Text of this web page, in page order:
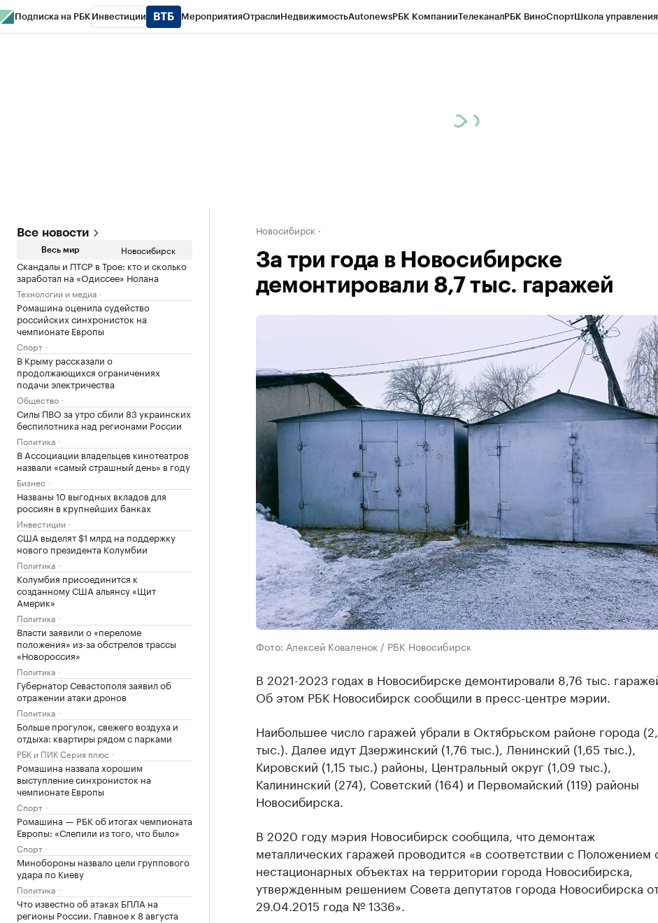
Подписка на РБК Инвестиции МероприятияОтраслиНедвижимостьAutonewsРБК КомпанииТелеканалРБК ВиноСпортШкола
Все новости
Весь мир Новосибирск
Скандалы и ПТСР в Трое: кто и сколько
заработал на «Одиссее» Нолана
Технологии и медиа
Ромашина оценила судейство
российских синхронисток на
чемпионате Европы
Спорт
В Крыму рассказали о
продолжающихся ограничениях
подачи электричества
Общество
Силы ПВО за утро сбили 83 украинских
беспилотника над регионами России
Политика
В Ассоциации владельцев кинотеатров
назвали «самый страшный день» в году
Бизнес
Названы 10 выгодных вкладов для
россиян в крупнейших банках
Инвестиции
США выделят $1 млрд на поддержку
нового президента Колумбии
Политика
Колумбия присоединится к
созданному США альянсу «Щит
Америк»
Политика
Власти заявили о «переломе
положения» из-за обстрелов трассы
«Новороссия»
Политика
Губернатор Севастополя заявил об
отражении атаки дронов
Политика
Больше прогулок, свежего воздуха и
отдыха: квартиры рядом с парками
РБК и ПИК Серия плюс
Ромашина назвала хорошим
выступление синхронисток на
чемпионате Европы
Спорт
Ромашина — РБК об итогах чемпионата
Европы: «Слепили из того, что было»
Спорт
Минобороны назвало цели группового
удара по Киеву
Политика
Что известно об атаках БПЛА на
регионы России. Главное к 8 августа
Новосибирск
За три года в Новосибирске
демонтировали 8,7 тыс. гаражей
Фото: Алексей Коваленок / РБК Новосибирск
В 2021-2023 годах в Новосибирске демонтировали 8,76 тыс.
Об этом РБК Новосибирск сообщили в пресс-центре мэрии.
Наибольшее число гаражей убрали в Октябрьском районе города
тыс.). Далее идут Дзержинский (1,76 тыс.), Ленинский (1,65 тыс.),
Кировский (1,15 тыс.) районы, Центральный округ (1,09 тыс.),
Калининский (274), Советский (164) и Первомайский (119) районы
Новосибирска.
В 2020 году мэрия Новосибирск сообщила, что демонтаж
металлических гаражей проводится «в соответствии с Положением
нестационарных объектах на территории города Новосибирска,
утвержденным решением Совета депутатов города Новосибирска
29.04.2015 года № 1336».